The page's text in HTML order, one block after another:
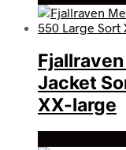
Jacket
XX-large